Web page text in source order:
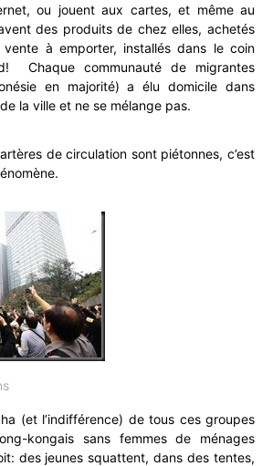
ou jouent aux cartes, et même au
des produits de chez elles, achetés
à emporter, installés dans le coin
Chaque communauté de migrantes
en majorité) a élu domicile dans
la ville et ne se mélange pas.
de circulation sont piétonnes, c’est
(et l’indifférence) de tous ces groupes
kongais sans femmes de ménages
des jeunes squattent, dans des tentes,